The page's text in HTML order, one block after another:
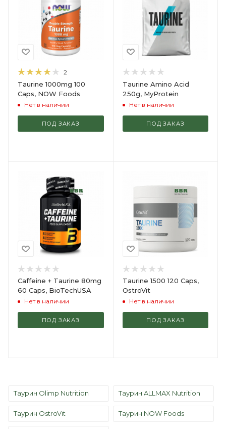
2
Taurine 1000mg 100
Caps, NOW Foods
Нет в наличии
ПОД ЗАКАЗ
Taurine Amino Acid
250g, MyProtein
Нет в наличии
ПОД ЗАКАЗ
Caffeine + Taurine 80mg
60 Caps, BioTechUSA
Нет в наличии
ПОД ЗАКАЗ
Taurine 1500 120 Caps,
OstroVit
Нет в наличии
ПОД ЗАКАЗ
Таурин Olimp Nutrition Таурин ALLMAX Nutrition
Таурин OstroVit Таурин NOW Foods